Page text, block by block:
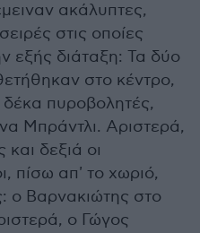
ακάλυπτες,
στις οποίες
εξής διάταξη: Τα δύο
στο κέντρο,
δέκα πυροβολητές,
Μπράντλι. Αριστερά,
και δεξιά οι
πίσω απ' το χωριό,
ο Βαρνακιώτης στο
ο Γώγος